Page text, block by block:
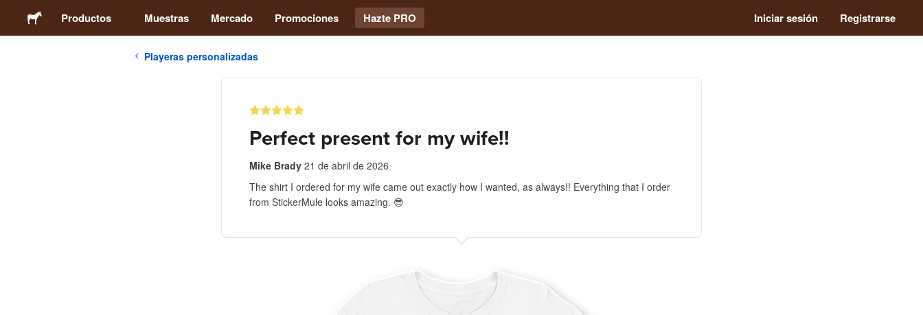
Productos Muestras Mercado Promociones Hazte PRO Iniciar sesión Registrarse
Playeras personalizadas
Perfect present for my wife!!
Mike Brady 21 de abril de 2026
The shirt I ordered for my wife came out exactly how I wanted, as always!! Everything that I order
from StickerMule looks amazing. 😎